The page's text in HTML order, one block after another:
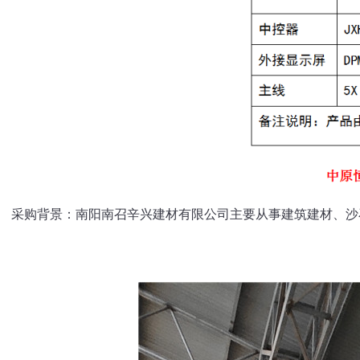
采购背景：南阳南召辛兴建材有限公司主要从事建筑建材、